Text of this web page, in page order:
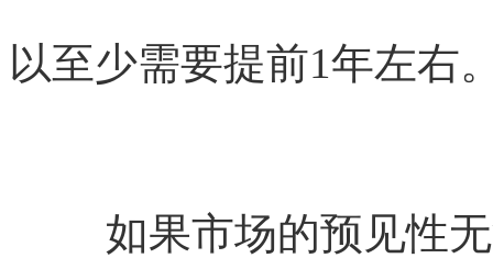
以至少需要提前1年左右
如果市场的预见性